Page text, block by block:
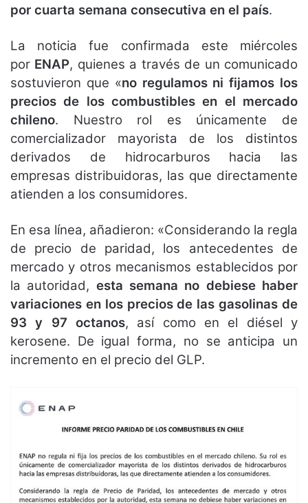
por cuarta semana consecutiva en el país.
La noticia fue confirmada este miércoles
por ENAP, quienes a través de un comunicado
sostuvieron que «no regulamos ni fijamos los
precios de los combustibles en el mercado
chileno. Nuestro rol es únicamente de
comercializador mayorista de los distintos
derivados de hidrocarburos hacia las
empresas distribuidoras, las que directamente
atienden a los consumidores.
En esa línea, añadieron: «Considerando la regla
de precio de paridad, los antecedentes de
mercado y otros mecanismos establecidos por
la autoridad, esta semana no debiese haber
variaciones en los precios de las gasolinas de
93 y 97 octanos, así como en el diésel y
kerosene. De igual forma, no se anticipa un
incremento en el precio del GLP.